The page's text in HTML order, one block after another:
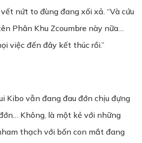
nứt to đùng đang xối xả. “Và cứu
Phân Khu Zcoumbre này nữa…
việc đến đây kết thúc rồi.”
Kibo vẫn đang đau đớn chịu đựng
Không, là một kẻ với những
thạch với bốn con mắt đang